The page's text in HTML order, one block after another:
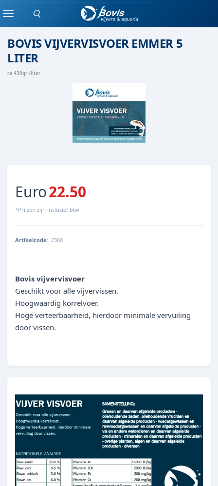
Zoeken
Menusiervisvoer
BOVIS VIJVERVISVOER EMMER 5
LITER
ca 430gr /liter
Euro22.50
*Prijzen zijn inclusief btw
Artikelcode: 2360
Bovis vijvervisvoer
Geschikt voor alle vijvervissen.
Hoogwaardig korrelvoer.
Hoge verteerbaarheid, hierdoor minimale vervuiling
door vissen.